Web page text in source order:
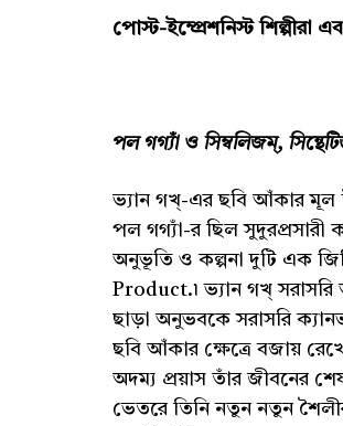
পোস্ট-ইম্প্রেশনিস্ট
পল গগ্যাঁ ও সিম্বলিজম্,
ভ্যান গখ্-এর ছবি আঁকার মূল
পল গগ্যাঁ-র ছিল সুদুরপ্রসারী
অনুভূতি ও কল্পনা দুটি এক
Product.৷ ভ্যান গখ্ সরাসরি
ছাড়া অনুভবকে সরাসরি
ছবি আঁকার ক্ষেত্রে বজায়
অদম্য প্রয়াস তাঁর জীবনের
ভেতরে তিনি নতুন নতুন